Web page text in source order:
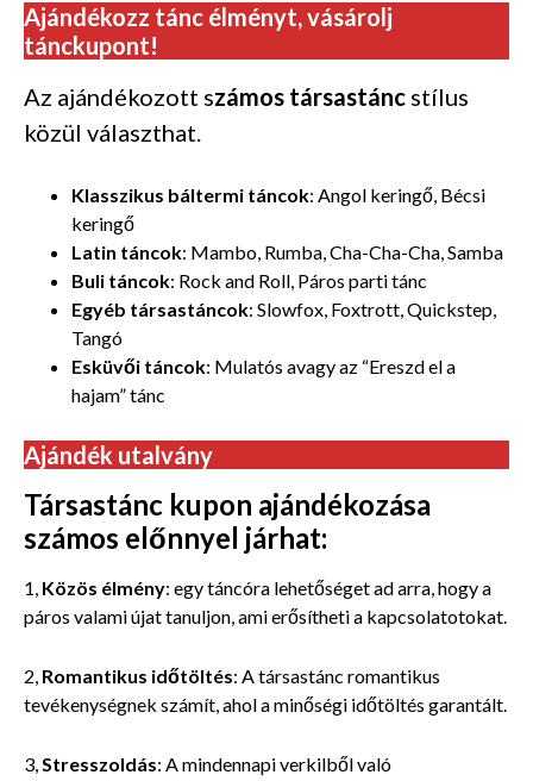
Ajándékozz tánc élményt, vásárolj
tánckupont!
Az ajándékozott számos társastánc stílus
közül választhat.
Klasszikus báltermi táncok: Angol keringő, Bécsi
keringő
Latin táncok: Mambo, Rumba, Cha-Cha-Cha, Samba
Buli táncok: Rock and Roll, Páros parti tánc
Egyéb társastáncok: Slowfox, Foxtrott, Quickstep,
Tangó
Esküvői táncok: Mulatós avagy az “Ereszd el a
hajam” tánc
Ajándék utalvány
Társastánc kupon ajándékozása
számos előnnyel járhat:
1, Közös élmény: egy táncóra lehetőséget ad arra, hogy a
páros valami újat tanuljon, ami erősítheti a kapcsolatotokat.
2, Romantikus időtöltés: A társastánc romantikus
tevékenységnek számít, ahol a minőségi időtöltés garantált.
3, Stresszoldás: A mindennapi verkilből való